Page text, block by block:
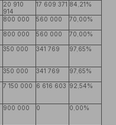
20 910
914
17 609 371 84,21%
800 000 560 000 70,00%
800 000 560 000 70,00%
350 000 341 769 97,65%
350 000 341 769 97,65%
7 150 000 6 616 603 92,54%
900 000 0 0,00%